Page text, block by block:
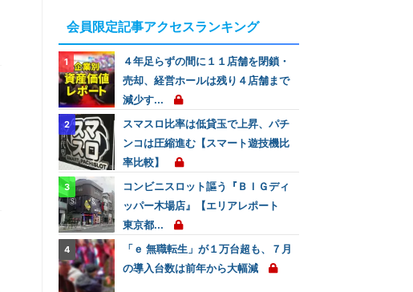
会員限定記事アクセスランキング
４年足らずの間に１１店舗を閉鎖・
売却、経営ホールは残り４店舗まで
減少す...
スマスロ比率は低貸玉で上昇、パチ
ンコは圧縮進む【スマート遊技機比
率比較】
コンビニスロット謳う『ＢＩＧディ
ッパー木場店』【エリアレポート
東京都...
「ｅ 無職転生」が１万台超も、７月
の導入台数は前年から大幅減